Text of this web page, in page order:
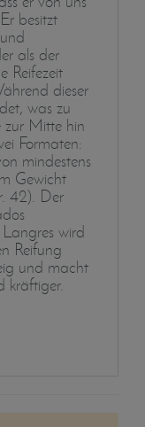
besitzt
als der
Reifezeit
dieser
was zu
zur Mitte hin
Formaten:
mindestens
Gewicht
42). Der
wird
Reifung
und macht
kräftiger.